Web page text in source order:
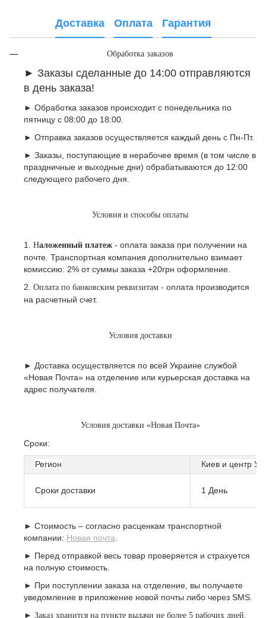
Доставка Оплата Гарантия
Обработка заказов
► Заказы сделанные до 14:00 отправляются
в день заказа!
► Обработка заказов происходит с понедельника по
пятницу с 08:00 до 18:00.
► Отправка заказов осуществляется каждый день с Пн-Пт.
► Заказы, поступающие в нерабочее время (в том числе в
праздничные и выходные дни) обрабатываются до 12:00
следующего рабочего дня.
Условия и способы оплаты
1. Наложенный платеж - оплата заказа при получении на
почте. Транспортная компания дополнительно взимает
комиссию: 2% от суммы заказа +20грн оформление.
2. Оплата по банковским реквизитам - оплата производится
на расчетный счет.
Условия доставки
► Доставка осуществляется по всей Украине службой
«Новая Почта» на отделение или курьерская доставка на
адрес получателя.
Условия доставки «Новая Почта»
Сроки:
Регион Киев и центр
Сроки доставки 1 День
► Стоимость – согласно расценкам транспортной
компании: Новая почта
► Перед отправкой весь товар проверяется и страхуется
на полную стоимость.
► При поступлении заказа на отделение, вы получаете
уведомление в приложение новой почты либо через SMS.
► Заказ хранится на пункте выдачи не более 5 рабочих дней.